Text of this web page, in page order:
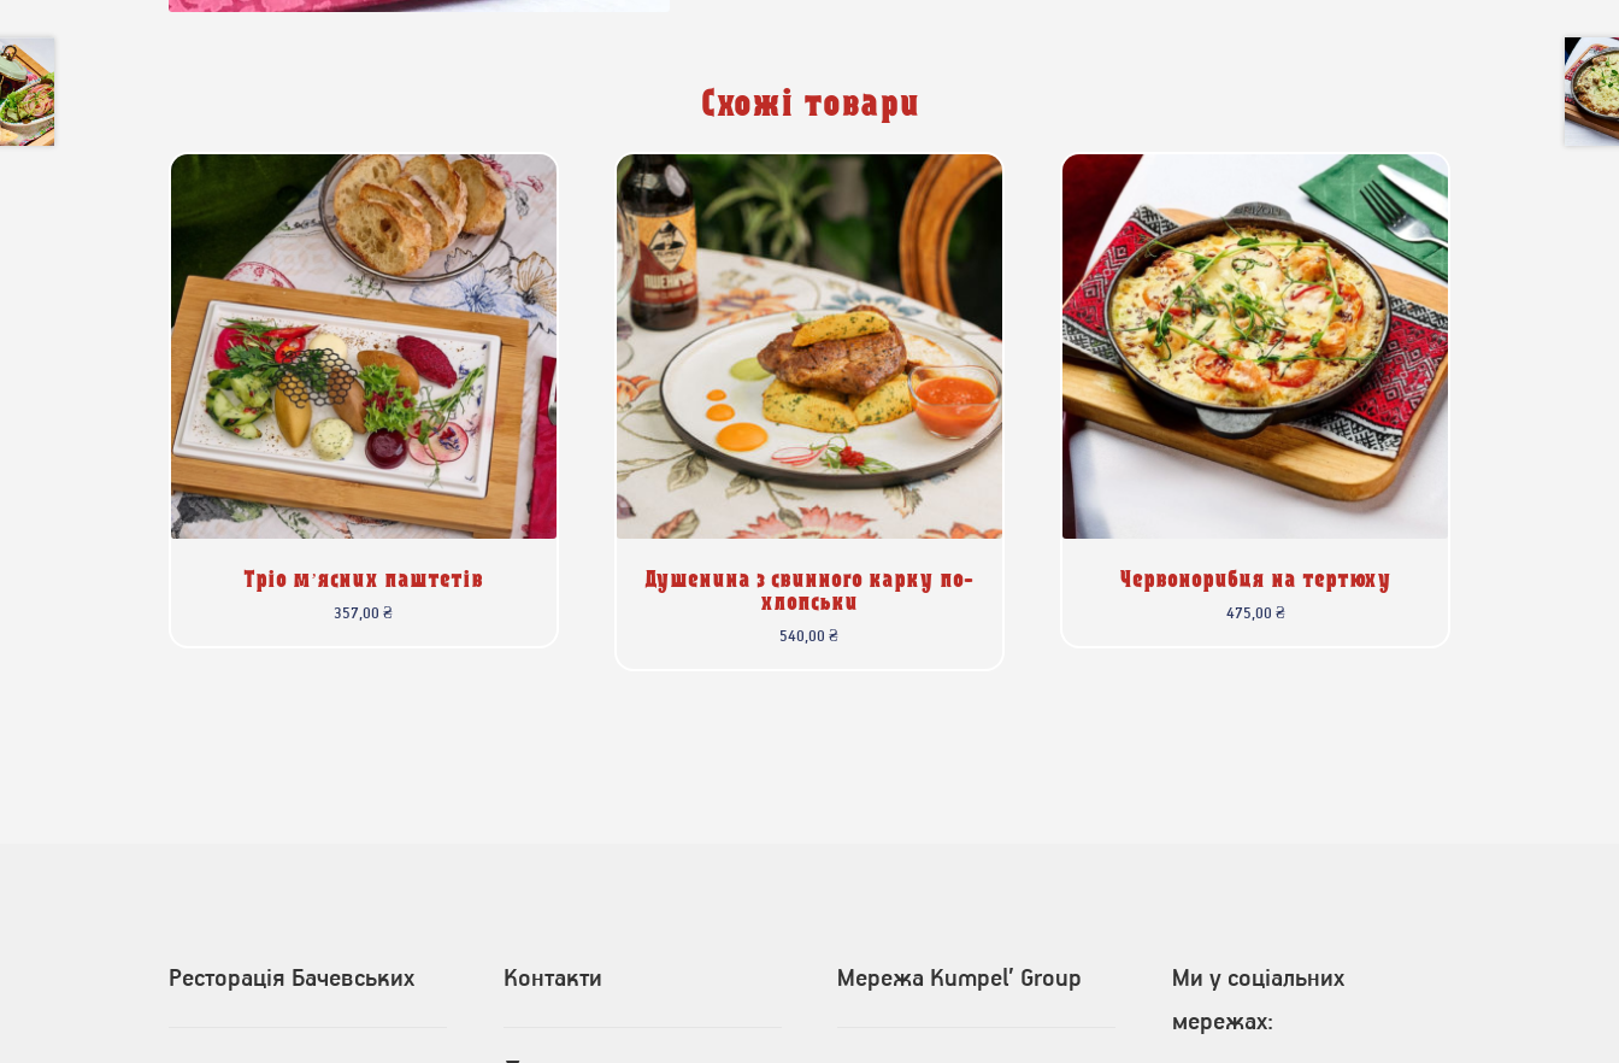
Схожі товари
Тріо м’ясних паштетів
357,00₴
Душенина з свинного карку по-
хлопськи
540,00₴
Червонорибця на тертюху
475,00 ₴
Ресторація Бачевських Контакти Мережа Kumpel’ Group
Ми у соціальних
мережах: